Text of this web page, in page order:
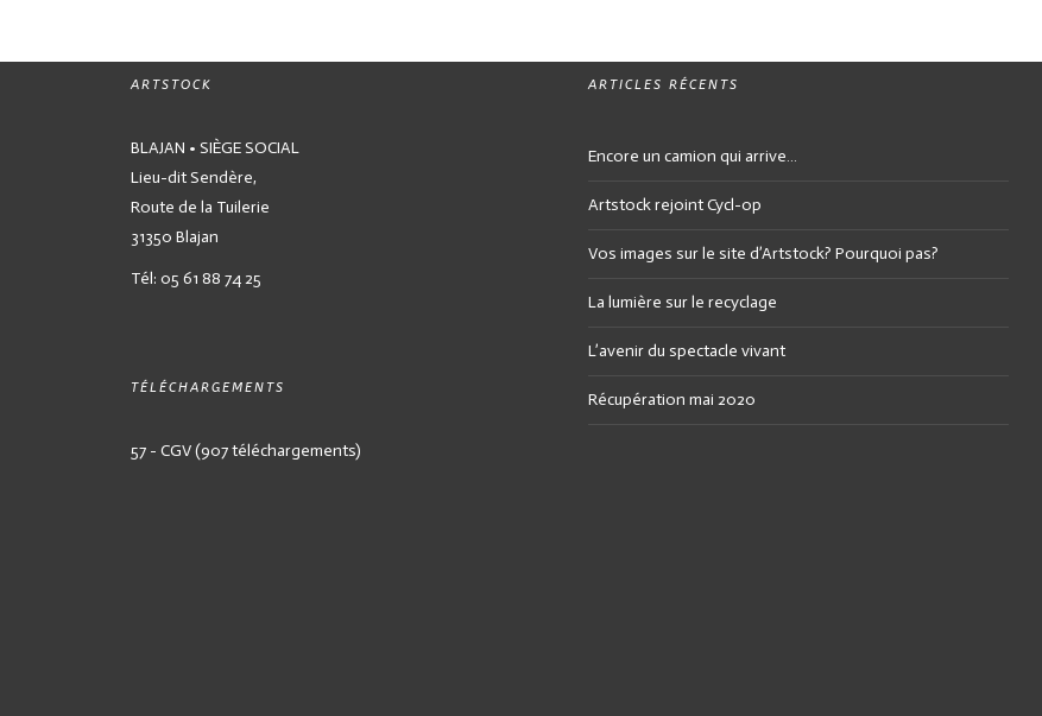
ARTSTOCK
BLAJAN • SIÈGE SOCIAL
Lieu-dit Sendère,
Route de la Tuilerie
31350 Blajan
Tél: 05 61 88 74 25
TÉLÉCHARGEMENTS
57 - CGV (907 téléchargements)
ARTICLES RÉCENTS
Encore un camion qui arrive…
Artstock rejoint Cycl-op
Vos images sur le site d’Artstock? Pourquoi pas?
La lumière sur le recyclage
L’avenir du spectacle vivant
Récupération mai 2020